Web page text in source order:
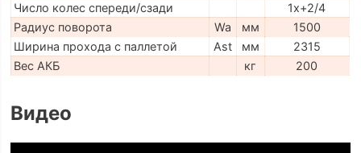
Число колес спереди/сзади
1x+2/4
Радиус поворота
Wa мм
1500
Ширина прохода с паллетой
Ast мм
2315
Вес АКБ
кг 200
Видео